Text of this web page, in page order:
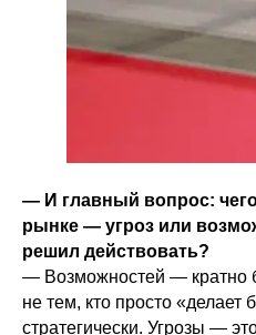
— И главный вопрос:
рынке — угроз или
решил действовать?
— Возможностей — кратно
не тем, кто просто «делает
стратегически. Угрозы —